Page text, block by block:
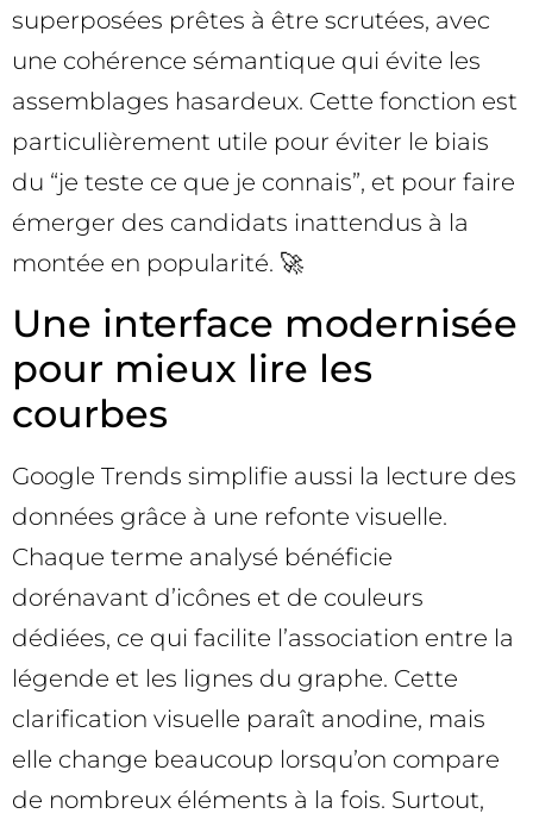
superposées prêtes à être scrutées, avec
une cohérence sémantique qui évite les
assemblages hasardeux. Cette fonction est
particulièrement utile pour éviter le biais
du “je teste ce que je connais”, et pour faire
émerger des candidats inattendus à la
montée en popularité. 🚀
Une interface modernisée
pour mieux lire les
courbes
Google Trends simplifie aussi la lecture des
données grâce à une refonte visuelle.
Chaque terme analysé bénéficie
dorénavant d’icônes et de couleurs
dédiées, ce qui facilite l’association entre la
légende et les lignes du graphe. Cette
clarification visuelle paraît anodine, mais
elle change beaucoup lorsqu’on compare
de nombreux éléments à la fois. Surtout,